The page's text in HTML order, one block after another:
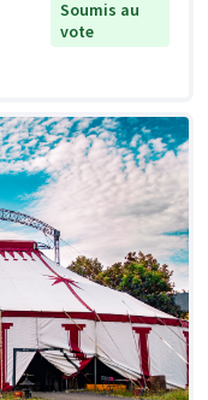
Soumis au
vote